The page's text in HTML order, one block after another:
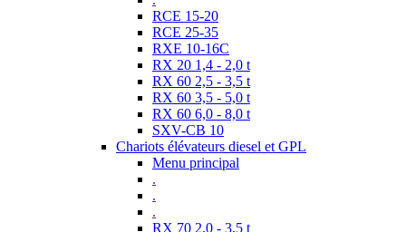
RCE 15-20
RCE 25-35
RXE 10-16C
RX 20 1,4 - 2,0 t
RX 60 2,5 - 3,5 t
RX 60 3,5 - 5,0 t
RX 60 6,0 - 8,0 t
SXV-CB 10
Chariots élévateurs diesel et GPL
Menu principal
.
.
.
RX 70 2,0 - 3,5 t